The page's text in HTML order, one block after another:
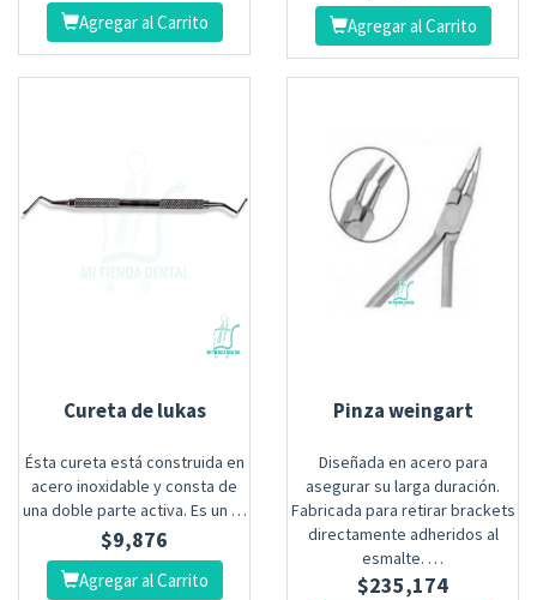
Agregar al Carrito Agregar al Carrito
Cureta de lukas
Ésta cureta está construida en
acero inoxidable y consta de
una doble parte activa. Es un …
$9,876
Agregar al Carrito
Pinza weingart
Diseñada en acero para
asegurar su larga duración.
Fabricada para retirar brackets
directamente adheridos al
esmalte. …
$235,174